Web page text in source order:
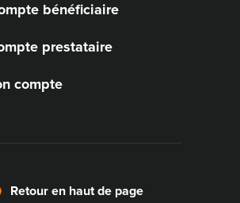
bénéficiaire
prestataire
compte
Retour en haut de page